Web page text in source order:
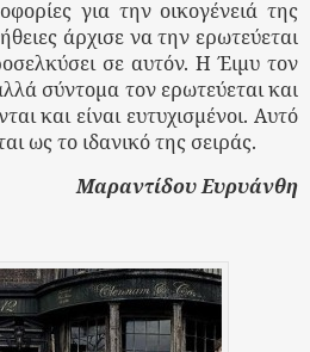
για την οικογένειά της
άρχισε να την ερωτεύεται
σε αυτόν. Η Έιμυ τον
σύντομα τον ερωτεύεται και
και είναι ευτυχισμένοι. Αυτό
ως το ιδανικό της σειράς.
Μαραντίδου Ευρυάνθη